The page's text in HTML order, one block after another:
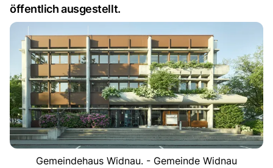
öffentlich ausgestellt.
Gemeindehaus Widnau. - Gemeinde Widnau